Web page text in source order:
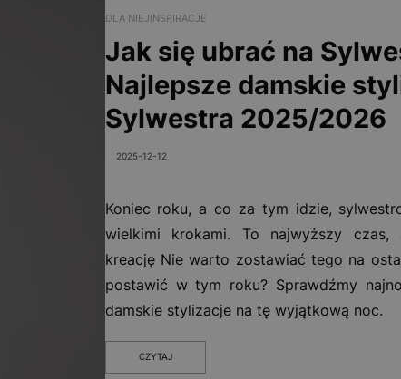
DLA NIEJINSPIRACJE
Jak się ubrać na
Najlepsze damskie
Sylwestra 2025/2026
2025-12-12
Koniec roku, a co za tym idzie,
wielkimi krokami. To najwyższy czas,
kreację Nie warto zostawiać tego na
postawić w tym roku? Sprawdźmy
damskie stylizacje na tę wyjątkową noc.
CZYTAJ